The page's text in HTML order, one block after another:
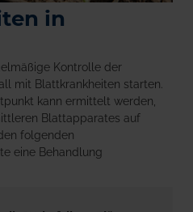
in
Kontrolle der
mit Blattkrankheiten starten.
kann ermittelt werden,
Blattapparates auf
folgenden
eine Behandlung